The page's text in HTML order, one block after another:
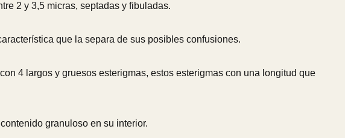
2 y 3,5 micras, septadas y fibuladas.
que la separa de sus posibles confusiones.
4 largos y gruesos esterigmas, estos esterigmas con una longitud que
granuloso en su interior.